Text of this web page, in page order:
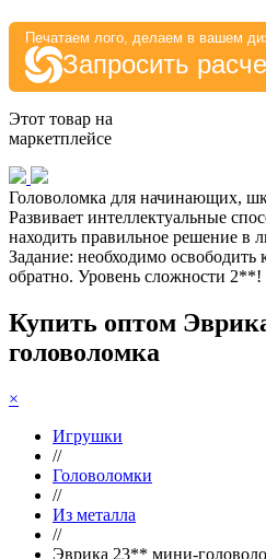
Печатаем лого, делаем в вашем
Запросить
Этот товар на
маркетплейсе
Головоломка для начинающих,
Развивает интеллектуальные
находить правильное решение в
Задание: необходимо освободить
обратно. Уровень сложности 2**!
Купить оптом
головоломка
×
Игрушки
//
Головоломки
//
Из металла
//
Эврика 23** мини-